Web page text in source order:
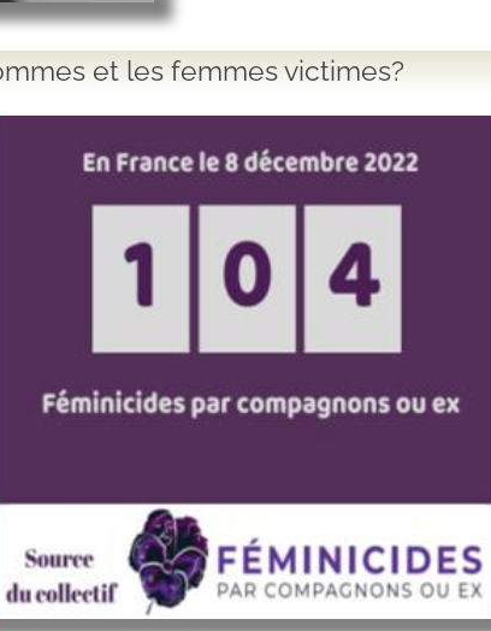
et les femmes victimes?